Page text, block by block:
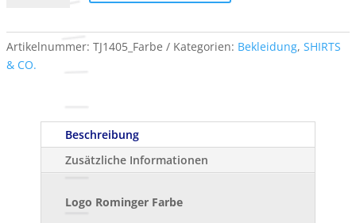
LOGO
Farbe
Artikelnummer: TJ1405_Farbe Kategorien: Bekleidung, SHIRTS
& CO.
Beschreibung
Zusätzliche Informationen
Logo Rominger Farbe